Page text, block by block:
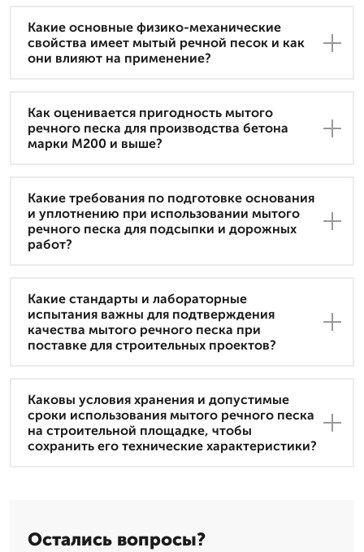
Какие основные физико-механические
свойства имеет мытый речной песок и как
они влияют на применение?
Как оценивается пригодность мытого
речного песка для производства бетона
марки М200 и выше?
Какие требования по подготовке основания
и уплотнению при использовании мытого
речного песка для подсыпки и дорожных
работ?
Какие стандарты и лабораторные
испытания важны для подтверждения
качества мытого речного песка при
поставке для строительных проектов?
Каковы условия хранения и допустимые
сроки использования мытого речного песка
на строительной площадке, чтобы
сохранить его технические характеристики?
Остались вопросы?